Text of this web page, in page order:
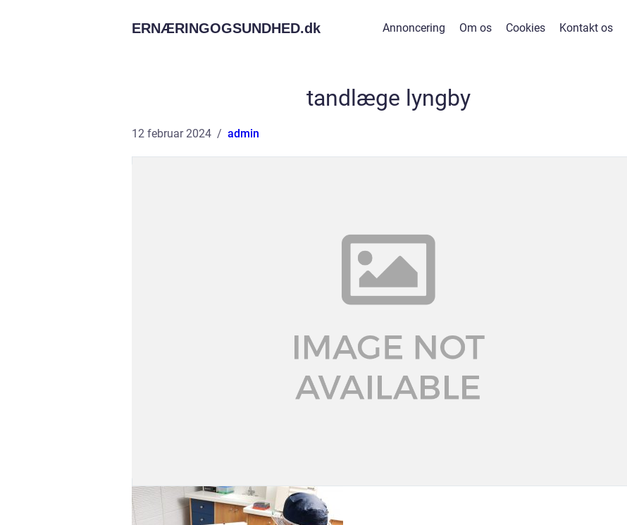
ERNÆRINGOGSUNDHED.dk Annoncering Om os Cookies Kontakt os
tandlæge lyngby
12 februar 2024 admin